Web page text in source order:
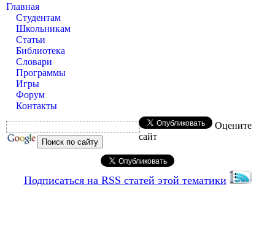
Главная
Студентам
Школьникам
Статьи
Библиотека
Словари
Программы
Игры
Форум
Контакты
Оцените
сайт
Подписаться на RSS статей этой тематики